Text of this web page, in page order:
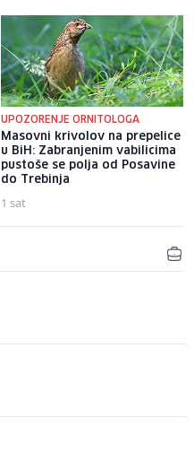
UPOZORENJE ORNITOLOGA
Masovni krivolov na prepelice
u BiH: Zabranjenim vabilicima
pustoše se polja od Posavine
do Trebinja
1 sat